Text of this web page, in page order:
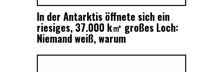
In der Antarktis öffnete sich ein
riesiges, 37.000 k㎡ großes Loch:
Niemand weiß, warum